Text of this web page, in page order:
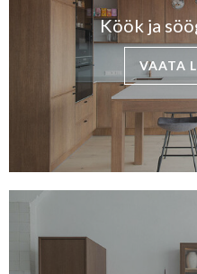
Köök ja
VAATA